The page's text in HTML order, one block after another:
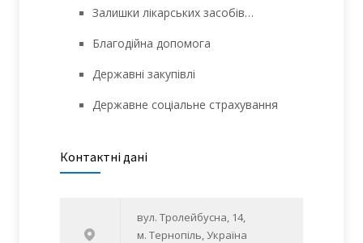
Залишки лікарських засобів…
Благодійна допомога
Державні закупівлі
Державне соціальне страхування
Контактні дані
вул. Тролейбусна, 14,
м. Тернопіль, Україна